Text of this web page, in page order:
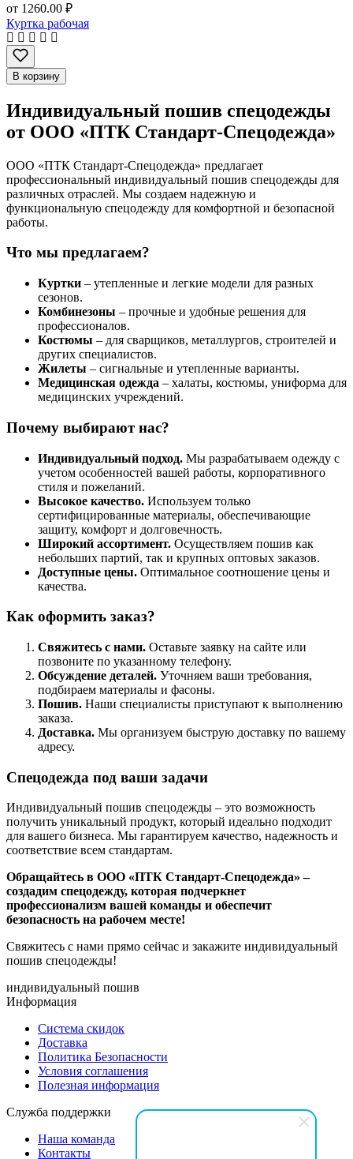
от 1260.00 ₽
Куртка рабочая
В корзину
Индивидуальный пошив спецодежды
от ООО «ПТК Стандарт-Спецодежда»
ООО «ПТК Стандарт-Спецодежда» предлагает
профессиональный индивидуальный пошив спецодежды для
различных отраслей. Мы создаем надежную и
функциональную спецодежду для комфортной и безопасной
работы.
Что мы предлагаем?
Куртки – утепленные и легкие модели для разных
сезонов.
Комбинезоны – прочные и удобные решения для
профессионалов.
Костюмы – для сварщиков, металлургов, строителей и
других специалистов.
Жилеты – сигнальные и утепленные варианты.
Медицинская одежда – халаты, костюмы, униформа для
медицинских учреждений.
Почему выбирают нас?
Индивидуальный подход. Мы разрабатываем одежду с
учетом особенностей вашей работы, корпоративного
стиля и пожеланий.
Высокое качество. Используем только
сертифицированные материалы, обеспечивающие
защиту, комфорт и долговечность.
Широкий ассортимент. Осуществляем пошив как
небольших партий, так и крупных оптовых заказов.
Доступные цены. Оптимальное соотношение цены и
качества.
Как оформить заказ?
Свяжитесь с нами. Оставьте заявку на сайте или
позвоните по указанному телефону.
Обсуждение деталей. Уточняем ваши требования,
подбираем материалы и фасоны.
Пошив. Наши специалисты приступают к выполнению
заказа.
Доставка. Мы организуем быструю доставку по вашему
адресу.
Спецодежда под ваши задачи
Индивидуальный пошив спецодежды – это возможность
получить уникальный продукт, который идеально подходит
для вашего бизнеса. Мы гарантируем качество, надежность и
соответствие всем стандартам.
Обращайтесь в ООО «ПТК Стандарт-Спецодежда» –
создадим спецодежду, которая подчеркнет
профессионализм вашей команды и обеспечит
безопасность на рабочем месте!
Свяжитесь с нами прямо сейчас и закажите индивидуальный
пошив спецодежды!
индивидуальный пошив
Информация
Система скидок
Доставка
Политика Безопасности
Условия соглашения
Полезная информация
Служба поддержки
Наша команда
Контакты